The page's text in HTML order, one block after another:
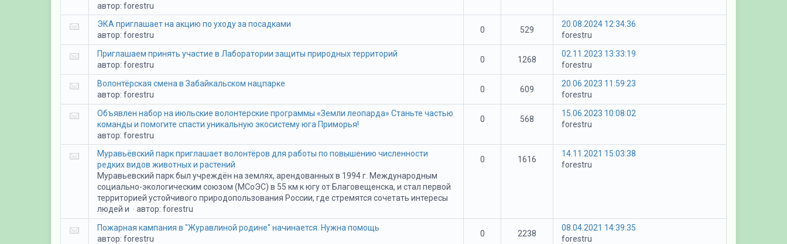
автор: forestru
ЭКА приглашает на акцию по уходу за посадками
автор: forestru
0 529
20.08.2024 12:34:36
forestru
Приглашаем принять участие в Лаборатории защиты природных территорий
автор: forestru
0 1268
02.11.2023 13:33:19
forestru
Волонтёрская смена в Забайкальском нацпарке
автор: forestru
0 609
20.06.2023 11:59:23
forestru
Объявлен набор на июльские волонтерские программы «Земли леопарда» Станьте частью
команды и помогите спасти уникальную экосистему юга Приморья!
автор: forestru
0 568
15.06.2023 10:08:02
forestru
Муравьёвский парк приглашает волонтёров для работы по повышению численности
редких видов животных и растений
Муравьевский парк был учреждён на землях, арендованных в 1994 г. Международным
социально-экологическим союзом (МСоЭС) в 55 км к югу от Благовещенска, и стал первой
территорией устойчивого природопользования России, где стремятся сочетать интересы
людей и · автор: forestru
0 1616
14.11.2021 15:03:38
forestru
Пожарная кампания в "Журавлиной родине" начинается. Нужна помощь
автор: forestru
0 2238
08.04.2021 14:39:35
forestru